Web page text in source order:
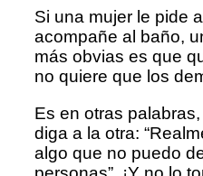
Si una mujer le pide
acompañe al baño,
más obvias es que
no quiere que los
Es en otras
diga a la otra:
algo que no puedo